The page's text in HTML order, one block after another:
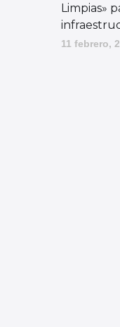
Limpias»
11 febrero,